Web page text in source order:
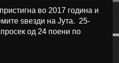
во 2017 година и
ѕвезди на Јута. 25-
од 24 поени по